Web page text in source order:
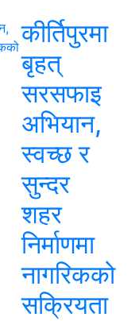
कीर्तिपुरमा
बृहत्
सरसफाइ
अभियान,
स्वच्छ र
सुन्दर
शहर
निर्माणमा
नागरिकको
सक्रियता